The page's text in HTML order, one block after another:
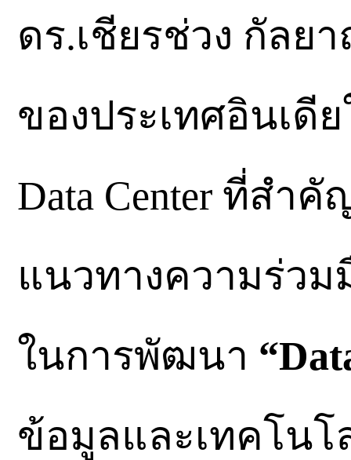
ดร.เชียรช่วง กัลย
ของประเทศอินเดี
Data Center ที่สำ
แนวทางความร่วม
ในการพัฒนา
ข้อมูลและเทคโนโ